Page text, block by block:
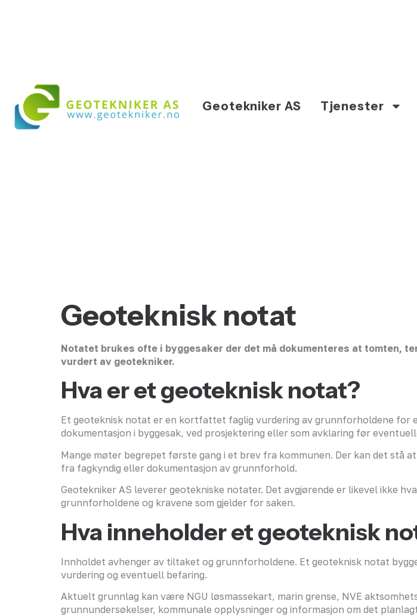
Geotekniker AS Tjenester
Geoteknisk notat
Notatet brukes ofte i byggesaker der det må dokumenteres at tomten,
vurdert av geotekniker.
Hva er et geoteknisk notat?
Et geoteknisk notat er en kortfattet faglig vurdering av grunnforholdene
dokumentasjon i byggesak, ved prosjektering eller som avklaring før
Mange møter begrepet første gang i et brev fra kommunen. Der kan det stå
fra fagkyndig eller dokumentasjon av grunnforhold.
Geotekniker AS leverer geotekniske notater. Det avgjørende er likevel ikke
grunnforholdene og kravene som gjelder for saken.
Hva inneholder et geoteknisk
Innholdet avhenger av tiltaket og grunnforholdene. Et geoteknisk notat
vurdering og eventuell befaring.
Aktuelt grunnlag kan være NGU løsmassekart, marin grense, NVE
grunnundersøkelser, kommunale opplysninger og informasjon om det